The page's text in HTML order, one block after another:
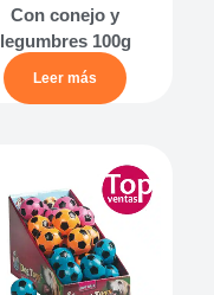
Con conejo y
legumbres 100g
Leer más